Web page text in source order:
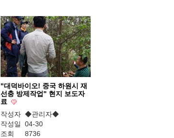
"대덕바이오! 중국 하원시 재
선충 방제작업" 현지 보도자
료
작성자 ◆관리자◆
작성일
04-30
조회
8736